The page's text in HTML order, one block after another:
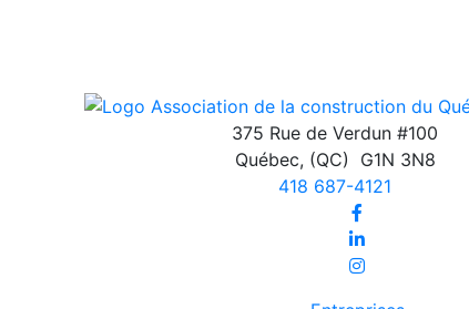
375 Rue de Verdun #100
Québec, (QC)
G1N 3N8
418 687-4121